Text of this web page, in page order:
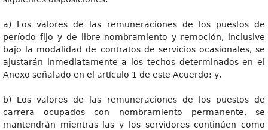
a) Los valores de las remuneraciones de los puestos de
período fijo y de libre nombramiento y remoción, inclusive
bajo la modalidad de contratos de servicios ocasionales, se
ajustarán inmediatamente a los techos determinados en el
Anexo señalado en el artículo 1 de este Acuerdo; y,
b) Los valores de las remuneraciones de los puestos de
carrera ocupados con nombramiento permanente, se
mantendrán mientras las y los servidores continúen como